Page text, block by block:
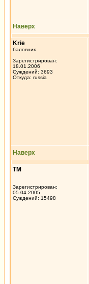
Наверх
Krie
баловник
Зарегистрирован:
18.01.2006
Суждений: 3693
Откуда: russia
Наверх
ТМ
Зарегистрирован:
05.04.2005
Суждений: 15498